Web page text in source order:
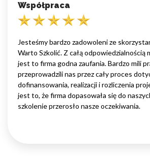
Współpraca
Jesteśmy bardzo zadowoleni ze
Warto Szkolić. Z całą odpowiedzialnością
jest to firma godna zaufania. Bardzo mili
przeprowadzili nas przez cały proces
dofinansowania, realizacji i rozliczenia
jest to, że firma dopasowała się do
szkolenie przerosło nasze oczekiwania.